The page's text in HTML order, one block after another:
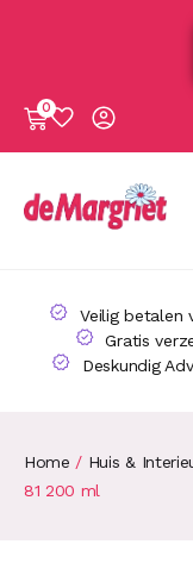
0
Veilig betalen
Gratis
Deskundig
Home / Huis &
81 200 ml